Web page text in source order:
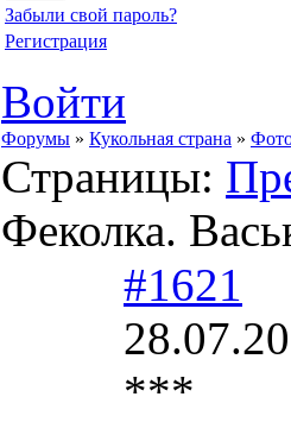
Забыли свой пароль?
Регистрация
Войти
Форумы » Кукольная страна »
Страницы:
Феколка.
#1621
***